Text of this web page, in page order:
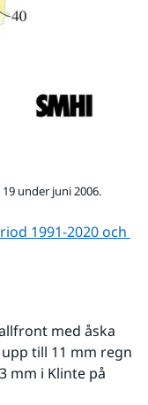
under juni 2006.
1991-2020 och
med åska
till 11 mm regn
mm i Klinte på